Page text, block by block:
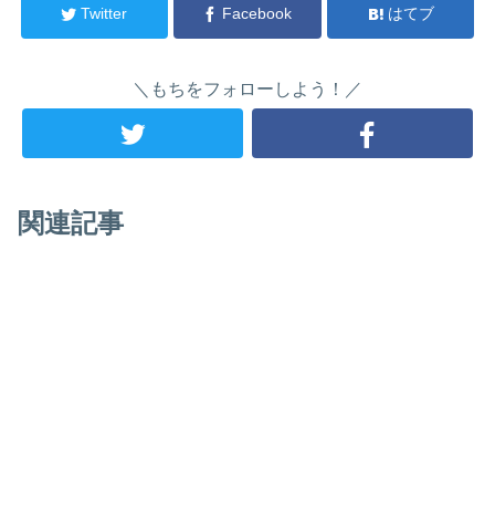
Twitter Facebook はてブ
＼もちをフォローしよう！／
関連記事